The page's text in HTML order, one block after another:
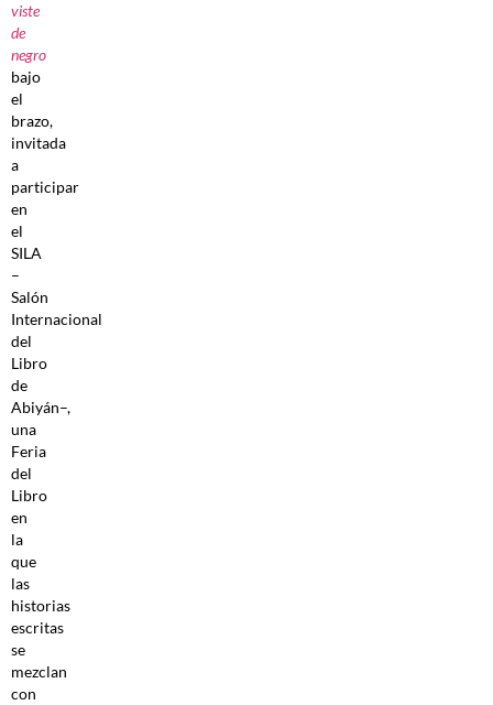
viste
de
negro
bajo
el
brazo,
invitada
a
participar
en
el
SILA
–
Salón
Internacional
del
Libro
de
Abiyán–,
una
Feria
del
Libro
en
la
que
las
historias
escritas
se
mezclan
con